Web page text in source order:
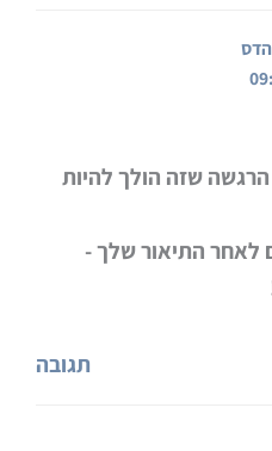
הדס
שזה הולך להיות
לאחר התיאור שלך -
תגובה